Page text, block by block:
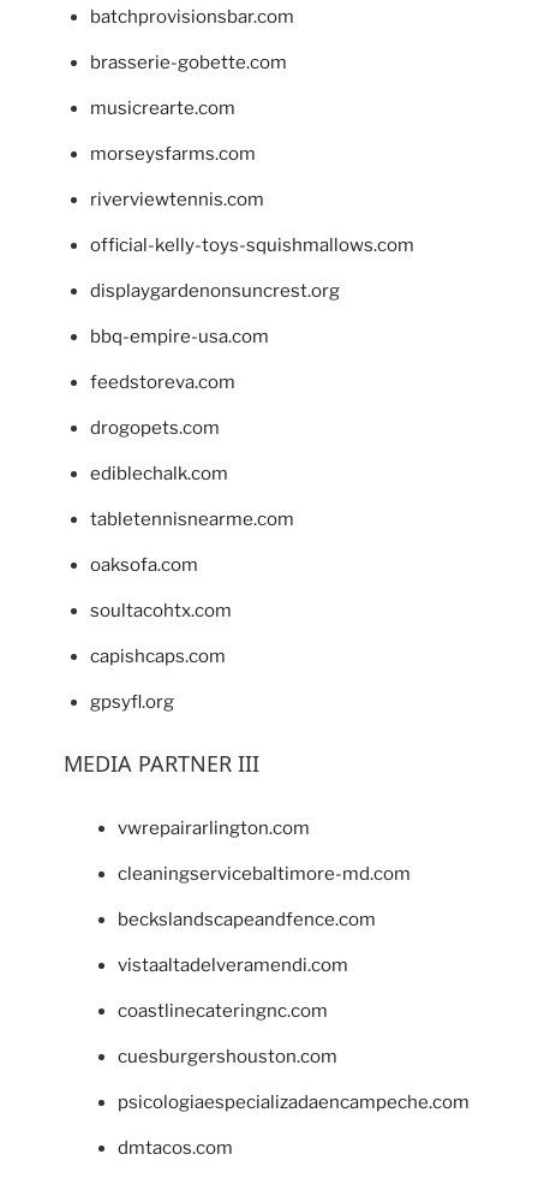
batchprovisionsbar.com
brasserie-gobette.com
musicrearte.com
morseysfarms.com
riverviewtennis.com
official-kelly-toys-squishmallows.com
displaygardenonsuncrest.org
bbq-empire-usa.com
feedstoreva.com
drogopets.com
ediblechalk.com
tabletennisnearme.com
oaksofa.com
soultacohtx.com
capishcaps.com
gpsyfl.org
MEDIA PARTNER III
vwrepairarlington.com
cleaningservicebaltimore-md.com
beckslandscapeandfence.com
vistaaltadelveramendi.com
coastlinecateringnc.com
cuesburgershouston.com
psicologiaespecializadaencampeche.com
dmtacos.com